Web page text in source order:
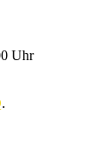
Uhr
.